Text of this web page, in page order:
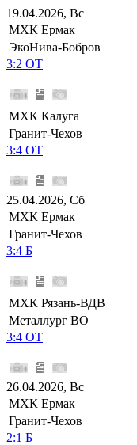
19.04.2026, Вс
МХК Ермак
ЭкоНива-Бобров
3:2 ОТ
МХК Калуга
Гранит-Чехов
3:4 ОТ
25.04.2026, Сб
МХК Ермак
Гранит-Чехов
3:4 Б
МХК Рязань-ВДВ
Металлург ВО
3:4 ОТ
26.04.2026, Вс
МХК Ермак
Гранит-Чехов
2:1 Б